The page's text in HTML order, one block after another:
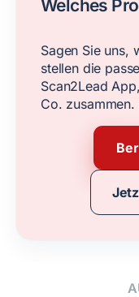
Welches
Sagen Sie uns,
stellen die
Scan2Lead
Co.